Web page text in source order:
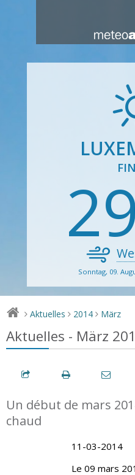
29
Sonntag, 09.
> Aktuelles > 2014 > März
Aktuelles - März
Un début de mars
chaud
11-03-2014
Le 09 mars